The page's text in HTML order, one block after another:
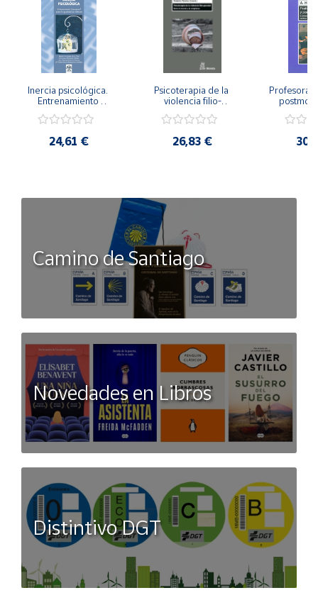
Inercia psicológica.
Entrenamiento
Igualdad de Género.
24,61 €
Psicoterapia de la
violencia filio-
secreto y la
26,83 €
Camino de Santiago
Novedades en Libros
Distintivo DGT